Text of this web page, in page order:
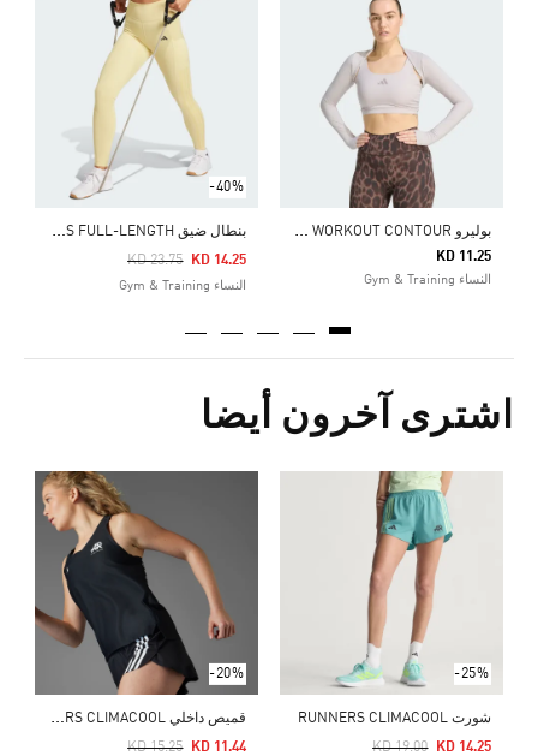
ب
وليرو PRIMELIFT ESSENTIALS WORKOUT CONTOUR
KD 11.25
النساء Gym & Training
-40%
ب
نطال ضيق OPTIME 3-STRIPES FULL-LENGTH
Price Reduced From
KD 23.75
To KD 14.25
النساء Gym & Training
اشترى آخرون أيضا
-25%
شورت RUNNERS CLIMACOOL
Price Reduced From
KD 19.00
To KD 14.25
-20%
ق
ميص داخلي RUNNERS CLIMACOOL
Price Reduced From
KD 15.25
To KD 11.44
Price Reduced From
To